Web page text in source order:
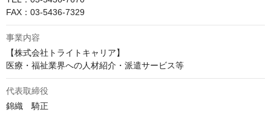
FAX：03-5436-7329
事業内容
【株式会社トライトキャリア】
医療・福祉業界への人材紹介・派遣サービス等
代表取締役
錦織　騎正